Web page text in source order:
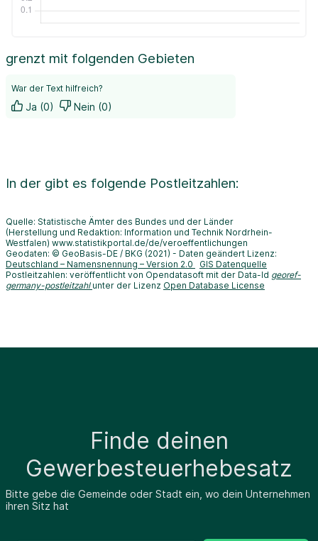
grenzt mit folgenden Gebieten
War der Text hilfreich?
Ja (0) Nein (0)
In der gibt es folgende Postleitzahlen:
Quelle: Statistische Ämter des Bundes und der Länder
(Herstellung und Redaktion: Information und Technik Nordrhein-
Westfalen) www.statistikportal.de/de/veroeffentlichungen
Geodaten: © GeoBasis-DE / BKG (2021) - Daten geändert Lizenz:
Deutschland – Namensnennung – Version 2.0
GIS Datenquelle
Postleitzahlen: veröffentlicht von Opendatasoft mit der Data-Id georef-
germany-postleitzahl unter der Lizenz Open Database License
Finde deinen
Gewerbesteuerhebesatz
Bitte gebe die Gemeinde oder Stadt ein, wo dein Unternehmen
ihren Sitz hat